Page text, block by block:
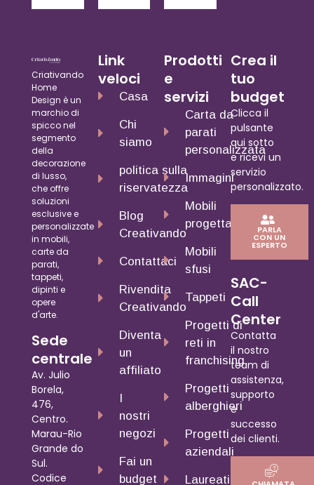
Criativando
Home
Design è un
marchio di
spicco nel
segmento
della
decorazione
di lusso,
che offre
soluzioni
esclusive e
personalizzate
in mobili,
carte da
parati,
tappeti,
dipinti e
opere
d'arte.
Sede
centrale
Av. Julio
Borela,
476,
Centro.
Marau-Rio
Grande do
Sul.
Codice
Link
veloci
Casa
Chi
siamo
politica sulla
riservatezza
Blog
Creativando
Contattaci
Rivendita
Creativando
Diventa
un
affiliato
I
nostri
negozi
Fai un
budget
Prodotti
e
servizi
Carta da
parati
personalizzata
Immagini
Mobili
progettati
Mobili
sfusi
Tappeti
Progetti di
reti in
franchising
Progetti
alberghieri
Progetti
aziendali
Laureati
Crea il
tuo
budget
Clicca il
pulsante
qui sotto
e ricevi un
servizio
personalizzato.
PARLA
CON UN
ESPERTO
SAC-
Call
Center
Contatta
il nostro
team di
assistenza,
supporto
e
successo
dei clienti.